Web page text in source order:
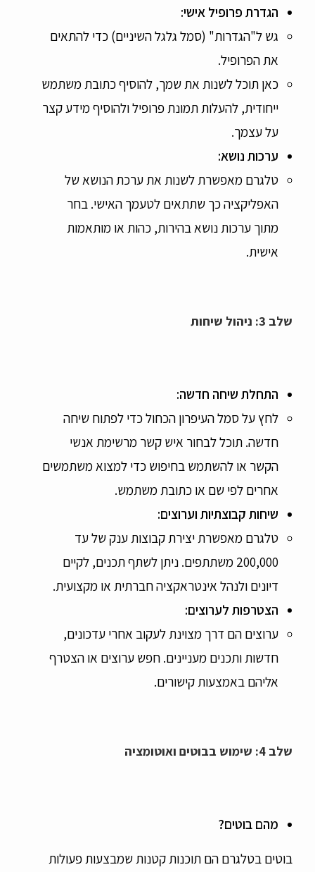
הגדרת פרופיל אישי:
גש ל"הגדרות" (סמל גלגל השיניים) כדי להתאים
את הפרופיל.
כאן תוכל לשנות את שמך, להוסיף כתובת משתמש
ייחודית, להעלות תמונת פרופיל ולהוסיף מידע קצר
על עצמך.
ערכות נושא:
טלגרם מאפשרת לשנות את ערכת הנושא של
האפליקציה כך שתתאים לטעמך האישי. בחר
מתוך ערכות נושא בהירות, כהות או מותאמות
אישית.
שלב 3: ניהול שיחות
התחלת שיחה חדשה:
לחץ על סמל העיפרון הכחול כדי לפתוח שיחה
חדשה. תוכל לבחור איש קשר מרשימת אנשי
הקשר או להשתמש בחיפוש כדי למצוא משתמשים
אחרים לפי שם או כתובת משתמש.
שיחות קבוצתיות וערוצים:
טלגרם מאפשרת יצירת קבוצות ענק של עד
200,000 משתתפים. ניתן לשתף תכנים, לקיים
דיונים ולנהל אינטראקציה חברתית או מקצועית.
הצטרפות לערוצים:
ערוצים הם דרך מצוינת לעקוב אחרי עדכונים,
חדשות ותכנים מעניינים. חפש ערוצים או הצטרף
אליהם באמצעות קישורים.
שלב 4: שימוש בבוטים ואוטומציה
מהם בוטים?
בוטים בטלגרם הם תוכנות קטנות שמבצעות פעולות